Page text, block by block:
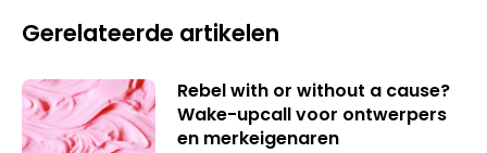
Gerelateerde artikelen
Rebel with or without a cause?
Wake-upcall voor ontwerpers
en merkeigenaren